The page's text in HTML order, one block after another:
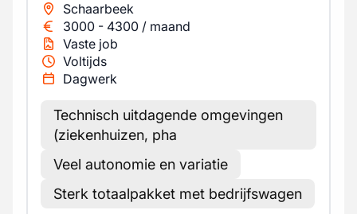
Schaarbeek
3000 - 4300 / maand
Vaste job
Voltijds
Dagwerk
Technisch uitdagende omgevingen
(ziekenhuizen, pha
Veel autonomie en variatie
Sterk totaalpakket met bedrijfswagen